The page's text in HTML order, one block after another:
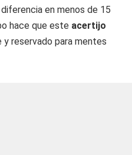
en menos de 15
hace que este acertijo
y reservado para mentes